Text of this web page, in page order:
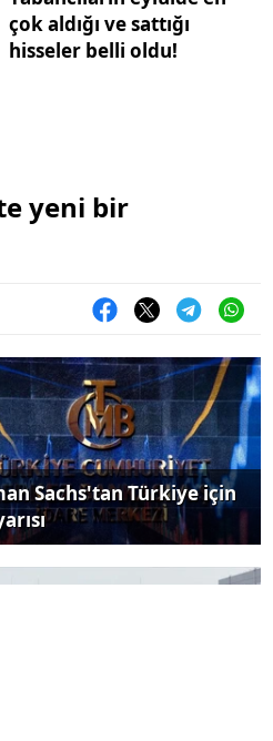
çok aldığı ve sattığı
hisseler belli oldu!
yeni bir
Sachs'tan Türkiye için